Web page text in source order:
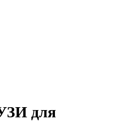
для